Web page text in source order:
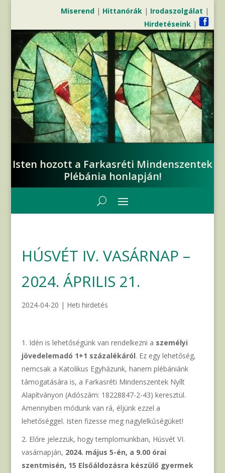
Miserend| Hittanórák| Irodaszolgálat |
Hirdetéseink|
Isten hozott a Farkasréti Mindenszentek
Plébánia honlapján!
HÚSVÉT IV. VASÁRNAP –
2024. ÁPRILIS 21.
2024-04-20 | Heti hirdetés
Idén is lehetőségünk van rendelkezni a személyi
jövedelemadó 1+1 százalékáról. Ez egy lehetőség,
nemcsak a Katolikus Egyházunk, hanem plébániánk
támogatására is, a Farkasréti Mindenszentek Nyílt
Alapítványon (Adószám: 18228847-2-43) keresztül.
Amennyiben módunk van rá, éljünk ezzel a
lehetőséggel. Isten fizesse meg nagylelkűségüket!
Előre jelezzük, hogy templomunkban, Húsvét VI.
vasárnapján, 2024. május 5-én, a 9.00 órai
szentmisén, 15 Elsőáldozásra készülő gyermek